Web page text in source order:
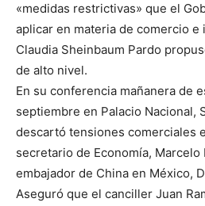
«medidas restrictivas» que el
aplicar en materia de comercio
Claudia Sheinbaum Pardo
de alto nivel.
En su conferencia mañanera de
septiembre en Palacio Nacional,
descartó tensiones comerciales
secretario de Economía,
embajador de China en México,
Aseguró que el canciller Juan